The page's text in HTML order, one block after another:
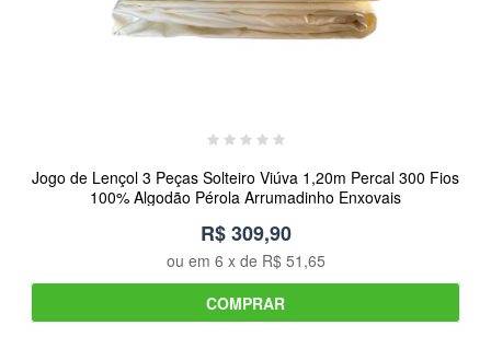
Jogo de Lençol 3 Peças Solteiro Viúva 1,20m Percal 300 Fios
100% Algodão Pérola Arrumadinho Enxovais
R$ 309,90
ou em 6 x de R$ 51,65
COMPRAR